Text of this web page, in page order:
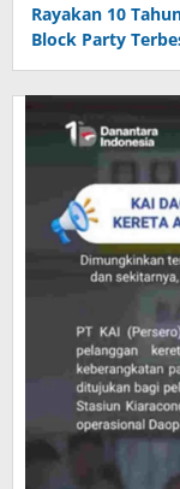
Rayakan 10
Block Party